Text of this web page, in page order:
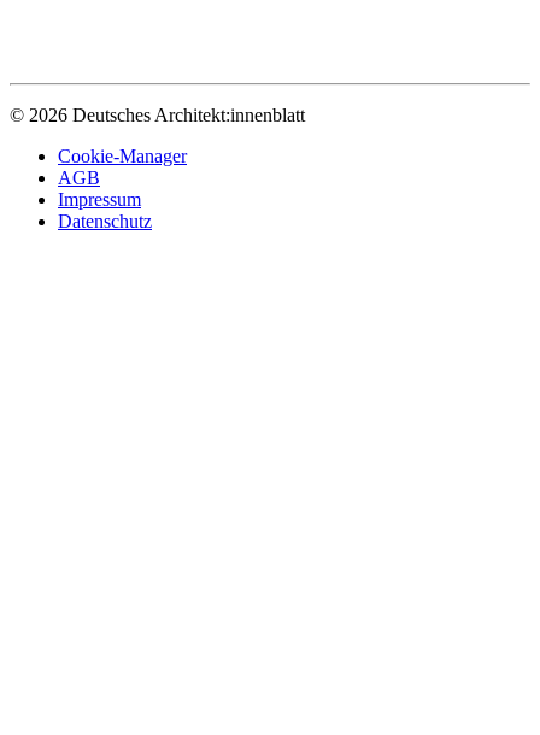
© 2026 Deutsches Architekt:innenblatt
Cookie-Manager
AGB
Impressum
Datenschutz